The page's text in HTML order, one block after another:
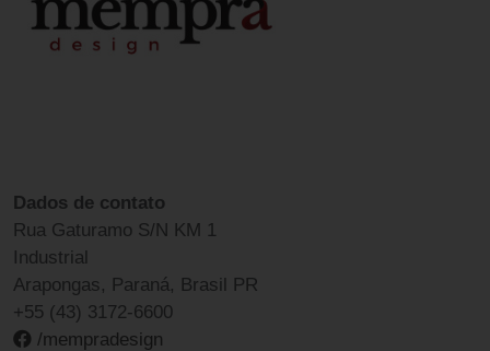
Dados de contato
Rua Gaturamo S/N KM 1
Industrial
Arapongas, Paraná, Brasil PR
+55 (43) 3172-6600
/mempradesign